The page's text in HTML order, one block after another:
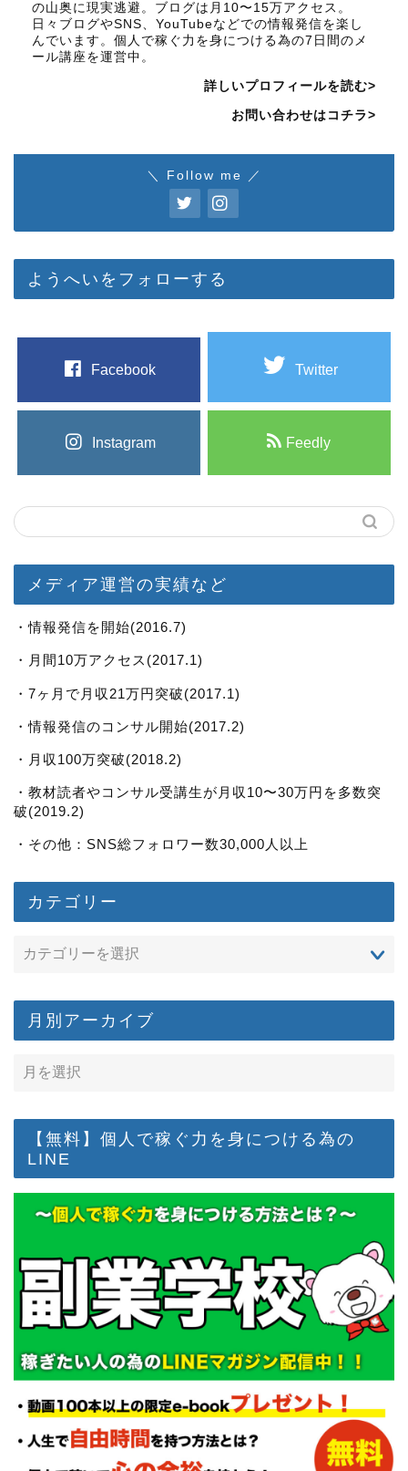
の山奥に現実逃避。ブログは月10〜15万アクセス。
日々ブログやSNS、YouTubeなどでの情報発信を楽し
んでいます。個人で稼ぐ力を身につける為の7日間のメ
ール講座を運営中。
詳しいプロフィールを読む>
お問い合わせはコチラ>
＼ Follow me ／
ようへいをフォローする
Facebook Twitter
Instagram Feedly
メディア運営の実績など
・情報発信を開始(2016.7)
・月間10万アクセス(2017.1)
・7ヶ月で月収21万円突破(2017.1)
・情報発信のコンサル開始(2017.2)
・月収100万突破(2018.2)
・教材読者やコンサル受講生が月収10〜30万円を多数突
破(2019.2)
・その他：SNS総フォロワー数30,000人以上
カテゴリー
月別アーカイブ
【無料】個人で稼ぐ力を身につける為の
LINE